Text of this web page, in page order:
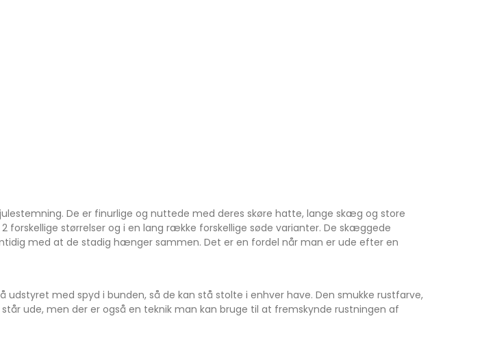
De er finurlige og nuttede med deres skøre hatte, lange skæg og store
størrelser og i en lang række forskellige søde varianter. De skæggede
med at de stadig hænger sammen. Det er en fordel når man er ude efter en
med spyd i bunden, så de kan stå stolte i enhver have. Den smukke rustfarve,
ude, men der er også en teknik man kan bruge til at fremskynde rustningen af